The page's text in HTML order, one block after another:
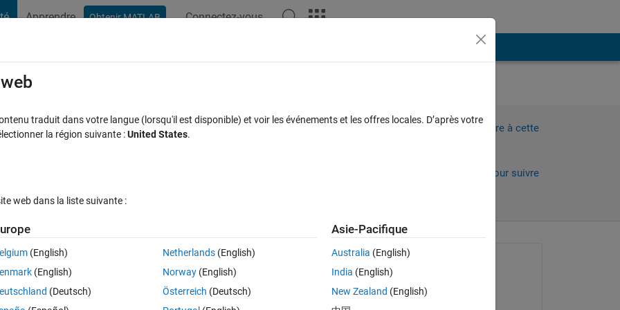
Apprendre Obtenir MATLAB Connectez-vous
values that are used in the image and
the freq. of occurence (probability) of
Réponse acceptée Mise à jour 30 Juil 2015
Connectez-vous pour répondre à cette
Connectez-vous pour suivre
used in the image and make out a list of them. Then find the freq. of
le 30 Juil 2015
traduit dans votre langue (lorsqu'il est disponible) et voir les événements et les offres locales. D’après votre
la région suivante :United States.
web dans la liste suivante :
(English)
(English)
(Deutsch)
Netherlands(English)
Norway(English)
Österreich (Deutsch)
Asie-Pacifique
Australia (English)
India (English)
New Zealand (English)